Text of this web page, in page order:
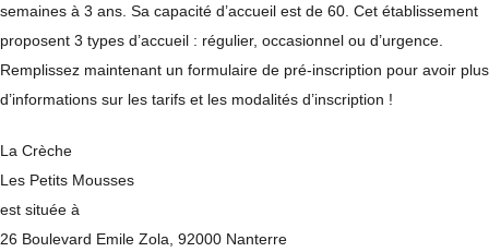
semaines à 3 ans. Sa capacité d’accueil est de 60. Cet établissement
proposent 3 types d’accueil : régulier, occasionnel ou d’urgence.
Remplissez maintenant un formulaire de pré-inscription pour avoir plus
d’informations sur les tarifs et les modalités d’inscription !
La Crèche
Les Petits Mousses
est située à
26 Boulevard Emile Zola, 92000 Nanterre